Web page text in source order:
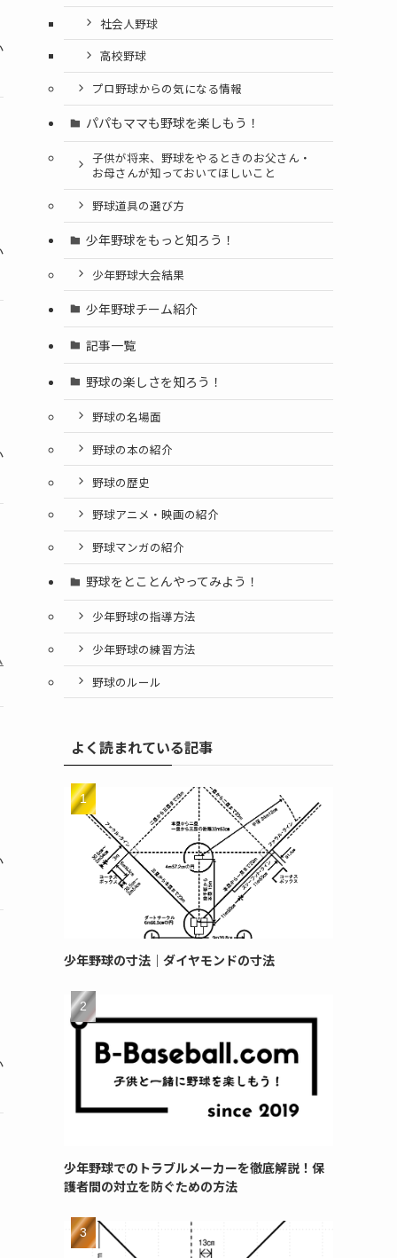
社会人野球
高校野球
プロ野球からの気になる情報
パパもママも野球を楽しもう！
子供が将来、野球をやるときのお父さん・
お母さんが知っておいてほしいこと
野球道具の選び方
少年野球をもっと知ろう！
少年野球大会結果
少年野球チーム紹介
記事一覧
野球の楽しさを知ろう！
野球の名場面
野球の本の紹介
野球の歴史
野球アニメ・映画の紹介
野球マンガの紹介
野球をとことんやってみよう！
少年野球の指導方法
少年野球の練習方法
野球のルール
よく読まれている記事
少年野球の寸法｜ダイヤモンドの寸法
少年野球でのトラブルメーカーを徹底解説！保
護者間の対立を防ぐための方法